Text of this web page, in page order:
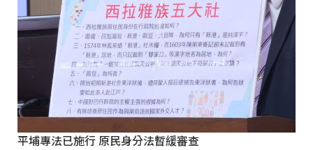
平埔專法已施行 原民身分法暫緩審查